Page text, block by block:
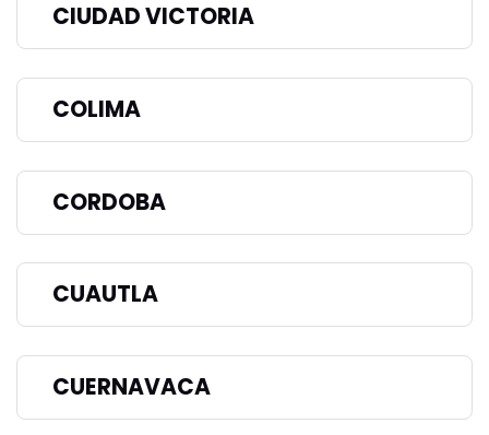
CIUDAD VICTORIA
COLIMA
CORDOBA
CUAUTLA
CUERNAVACA